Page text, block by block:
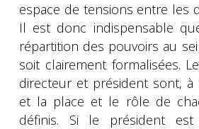
espace de tensions entre les
Il est donc indispensable
répartition des pouvoirs au
soit clairement formalisées.
directeur et président sont, à
et la place et le rôle de
définis. Si le président